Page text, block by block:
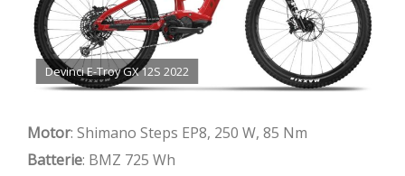
Devinci E-Troy GX 12S 2022
Motor: Shimano Steps EP8, 250 W, 85 Nm
Batterie: BMZ 725 Wh